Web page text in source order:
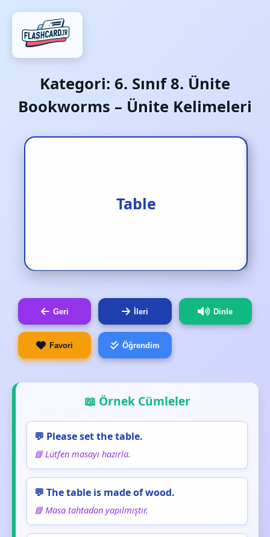
Kategori: 6. Sınıf 8. Ünite
Bookworms – Ünite Kelimeleri
Table
Masa
Geri İleri Dinle
Favori Öğrendim
📖 Örnek Cümleler
💬 Please set the table.
📘 Lütfen masayı hazırla.
💬 The table is made of wood.
📘 Masa tahtadan yapılmıştır.